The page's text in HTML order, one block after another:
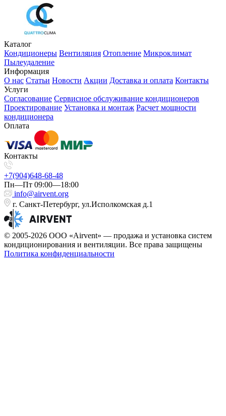
Каталог
Кондиционеры Вентиляция Отопление Микроклимат
Пылеудаление
Информация
О нас Статьи Новости Акции Доставка и оплата Контакты
Услуги
Согласование Сервисное обслуживание кондиционеров
Проектирование Установка и монтаж Расчет мощности
кондиционера
Оплата
Контакты
+7(904)648-68-48
Пн—Пт 09:00—18:00
info@airvent.org
г. Санкт-Петербург, ул.Исполкомская д.1
© 2005-2026 ООО «Airvent» — продажа и установка систем
кондиционирования и вентиляции. Все права защищены
Политика конфиденциальности